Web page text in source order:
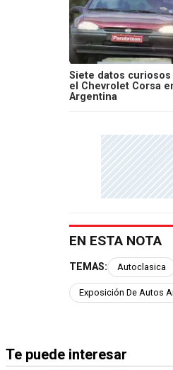
Siete datos
el Chevrolet Corsa
Argentina
EN ESTA NOTA
TEMAS: Autoclasica
Exposición De Autos